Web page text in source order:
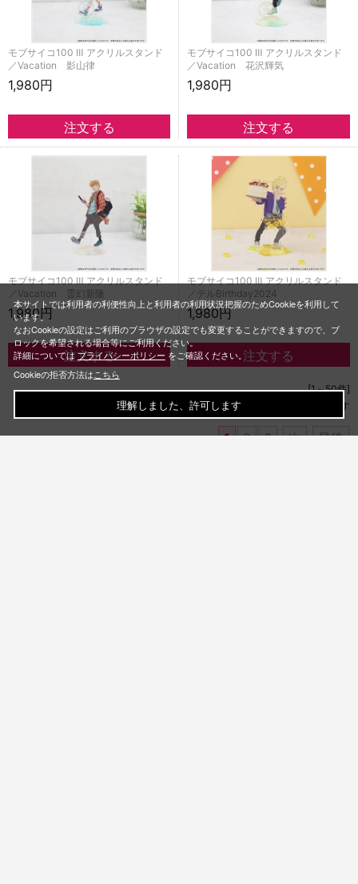
モブサイコ100 Ⅲ アクリルスタンド
／Vacation 影山律
1,980円
モブサイコ100 Ⅲ アクリルスタンド
／Vacation 花沢輝気
1,980円
モブサイコ100 Ⅲ アクリルスタンド
／Vacation 霊幻新隆
1,980円
モブサイコ100 Ⅲ アクリルスタンド
／テルBirthday2024
1,980円
[1～50件]
件あります
1 2 3 次 最後
本サイトでは利用者の利便性向上と利用者の利用状況把握のためCookieを利用して
います。
なおCookieの設定はご利用のブラウザの設定でも変更することができますので、ブ
ロックを希望される場合等にご利用ください。
詳細についてはプライバシーポリシー をご確認ください。
Cookieの拒否方法はこちら
理解しました、許可します